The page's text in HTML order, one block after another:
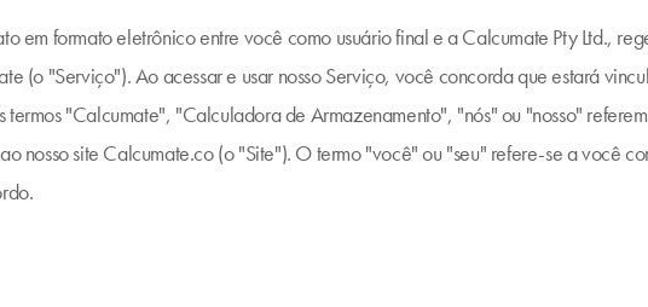
em formato eletrônico entre você como usuário final e a Calcumate Pty Ltd.,
(o "Serviço"). Ao acessar e usar nosso Serviço, você concorda que estará
"Calcumate", "Calculadora de Armazenamento", "nós" ou "nosso"
nosso site Calcumate.co (o "Site"). O termo "você" ou "seu" refere-se a você